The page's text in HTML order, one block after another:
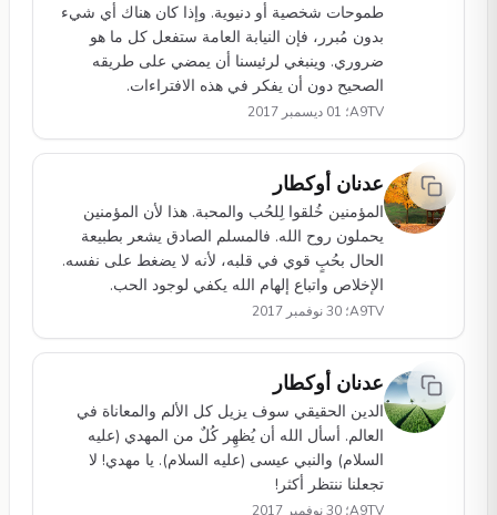
طموحات شخصية أو دنيوية. وإذا كان هناك أي شيء
بدون مُبرر، فإن النيابة العامة ستفعل كل ما هو
ضروري. وينبغي لرئيسنا أن يمضي على طريقه
الصحيح دون أن يفكر في هذه الافتراءات.
A9TV؛ 01 ديسمبر 2017
عدنان أوكطار
المؤمنين خُلقوا لِلحُب والمحبة. هذا لأن المؤمنين
يحملون روح الله. فالمسلم الصادق يشعر بطبيعة
الحال بحُبٍ قوي في قلبه، لأنه لا يضغط على نفسه.
الإخلاص واتباع إلهام الله يكفي لوجود الحب.
A9TV؛ 30 نوفمبر 2017
عدنان أوكطار
الدين الحقيقي سوف يزيل كل الألم والمعاناة في
العالم. أسأل الله أن يُظهِر كُلٌ من المهدي (عليه
السلام) والنبي عيسى (عليه السلام). يا مهدي! لا
تجعلنا ننتظر أكثر!
A9TV؛ 30 نوفمبر 2017